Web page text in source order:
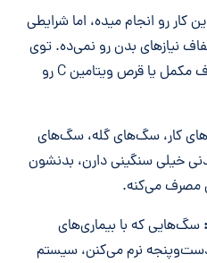
رو انجام میده، اما شرایطی
نیازهای بدن رو نمی‌ده. توی
این موارد، دامپزشک ممکنه مصرف مکمل یا قرص ویتامین C رو
کار، سگ‌های گله، سگ‌های
خیلی سنگینی دارن، بدنشون
مصرف می‌کنه.
سگ‌هایی که با بیماری‌های
نرم می‌کنن، سیستم